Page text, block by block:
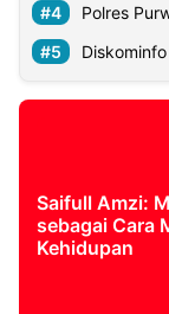
Polres
Saifull Amzi:
sebagai Cara
Kehidupan